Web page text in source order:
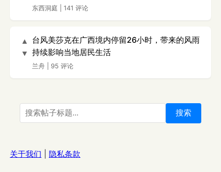
东西洞庭 141 评论
▲
▼
台风美莎克在广西境内停留26小时，带来的风雨
持续影响当地居民生活
兰舟 95 评论
搜索
关于我们 隐私条款